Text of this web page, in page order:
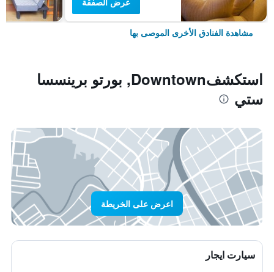
مشاهدة الفنادق الأخرى الموصى بها
استكشفDowntown, بورتو برينسسا
ستي
اعرض على الخريطة
سيارت ايجار